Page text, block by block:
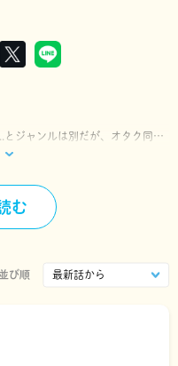
ジャンルは別だが、オタク同士
人で暮らしてみたら。』(幻冬舎
む
並び順